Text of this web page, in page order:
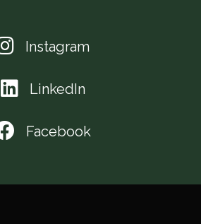
Instagram
LinkedIn
Facebook